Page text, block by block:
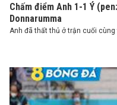
Chấm điểm Anh 1-1 Ý
Donnarumma
Anh đã thất thủ ở trận cuối cùng